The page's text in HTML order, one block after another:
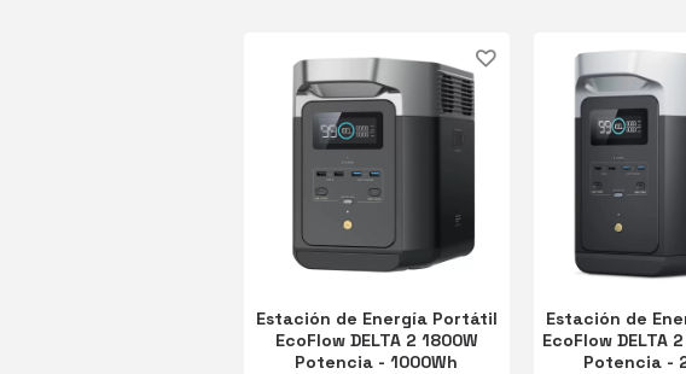
Estación de Energía Portátil
EcoFlow DELTA 2 1800W
Potencia - 1000Wh
Estación de
EcoFlow DELTA
Potencia -